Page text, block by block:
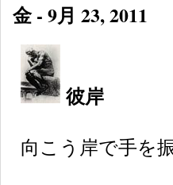
金 - 9月 23, 2011
彼岸
向こう岸で手を